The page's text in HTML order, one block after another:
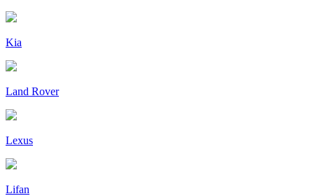
Kia
Land Rover
Lexus
Lifan